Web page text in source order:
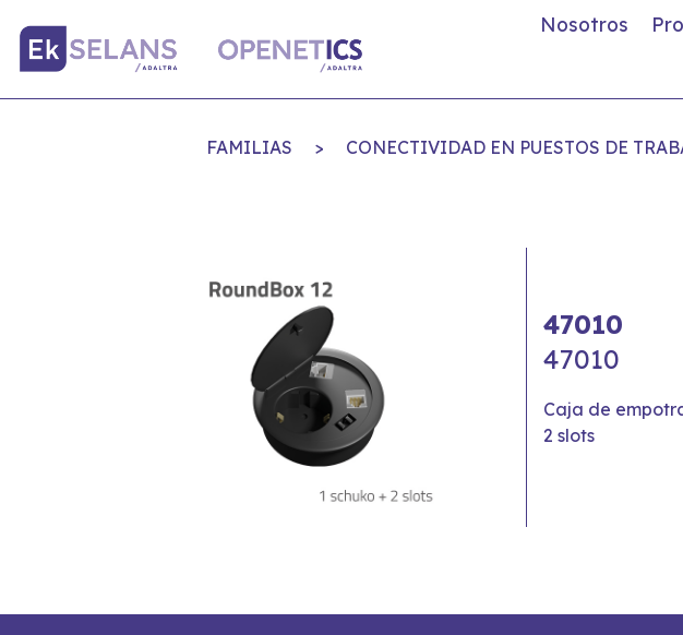
Nosotros
FAMILIAS > CONECTIVIDAD EN PUESTOS DE
47010
47010
Caja de
2 slots